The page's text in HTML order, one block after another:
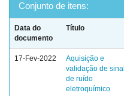
Conjunto de itens:
Data do
documento
Título
17-Fev-2022
Aquisição e
validação de sinal
de ruído
eletroquímico